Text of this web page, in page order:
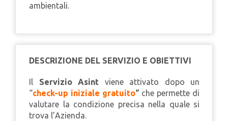
ambientali.
DESCRIZIONE DEL SERVIZIO E OBIETTIVI
Il Servizio Asint viene attivato dopo un
“check-up iniziale gratuito“ che permette di
valutare la condizione precisa nella quale si
trova l’Azienda.